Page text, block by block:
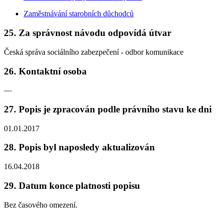
Zaměstnávání starobních důchodců
25. Za správnost návodu odpovídá útvar
Česká správa sociálního zabezpečení - odbor komunikace
26. Kontaktní osoba
—
27. Popis je zpracován podle právního stavu ke dni
01.01.2017
28. Popis byl naposledy aktualizován
16.04.2018
29. Datum konce platnosti popisu
Bez časového omezení.